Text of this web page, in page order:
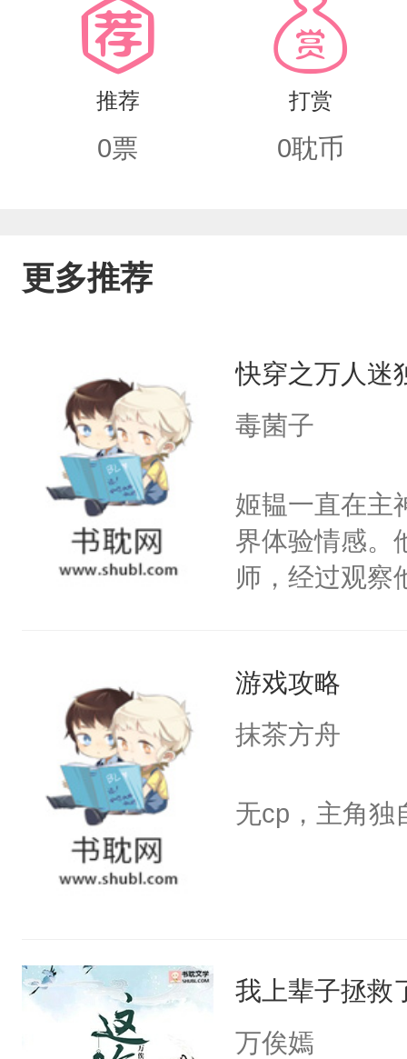
推荐
0票
打赏
0耽币
更多推荐
快穿之万人迷
毒菌子
姬韫一直在主
界体验情感。
师，经过观察
义，他决定参
凌，帮助女主
有血缘的弟弟
不喜欢我，是
的。本文是万
美。
游戏攻略
抹茶方舟
无cp，主角独
我上辈子拯救
万俟嫣